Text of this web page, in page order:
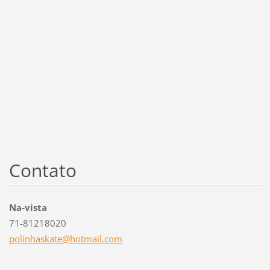
Contato
Na-vista
71-81218020
polinhaskate@hotmail.com